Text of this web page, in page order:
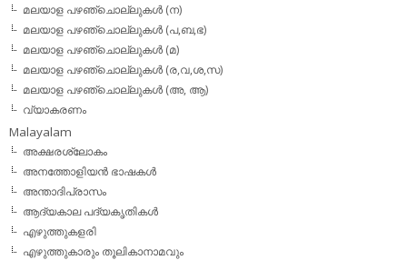
മലയാള പഴഞ്ചൊല്ലുകള്‍ (ന)
മലയാള പഴഞ്ചൊല്ലുകള്‍ (പ,ബ,ഭ)
മലയാള പഴഞ്ചൊല്ലുകള്‍ (മ)
മലയാള പഴഞ്ചൊല്ലുകള്‍ (ര,വ,ശ,സ)
മലയാള പഴഞ്ചൊല്ലുകൾ (അ, ആ)
വ്യാകരണം
Malayalam
അക്ഷരശ്ലോകം
അനത്തോളിയന്‍ ഭാഷകള്‍
അന്താദിപ്രാസം
ആദ്യകാല പദ്യകൃതികള്‍
എഴുത്തുകളരി
എഴുത്തുകാരും തൂലികാനാമവും